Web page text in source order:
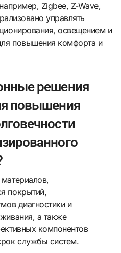
Zigbee, Z-Wave,
управлять
освещением и
повышения комфорта и
решения
повышения
покрытий,
диагностики и
а также
компонентов
службы систем.